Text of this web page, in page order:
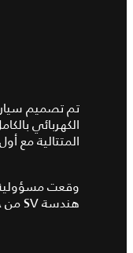
المتتالية مع أول Vision GT Coupé وJaguar I-TYPE.
هندسة SV من جاكوار.